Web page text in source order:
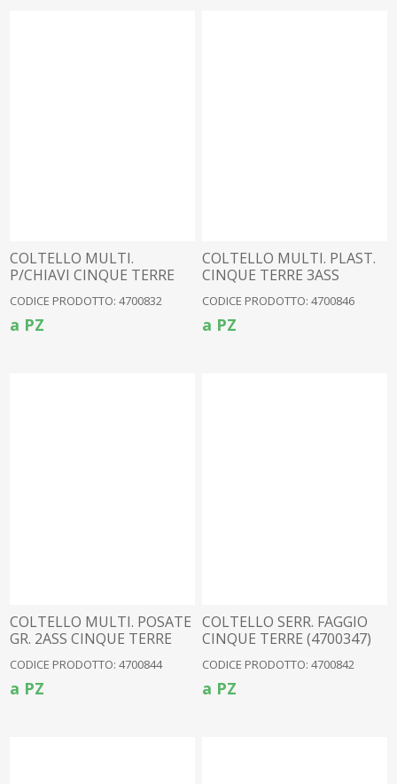
COLTELLO MULTI.
P/CHIAVI CINQUE TERRE
CODICE PRODOTTO: 4700832
a PZ
COLTELLO MULTI. PLAST.
CINQUE TERRE 3ASS
CODICE PRODOTTO: 4700846
a PZ
COLTELLO MULTI. POSATE
GR. 2ASS CINQUE TERRE
CODICE PRODOTTO: 4700844
a PZ
COLTELLO SERR. FAGGIO
CINQUE TERRE (4700347)
CODICE PRODOTTO: 4700842
a PZ